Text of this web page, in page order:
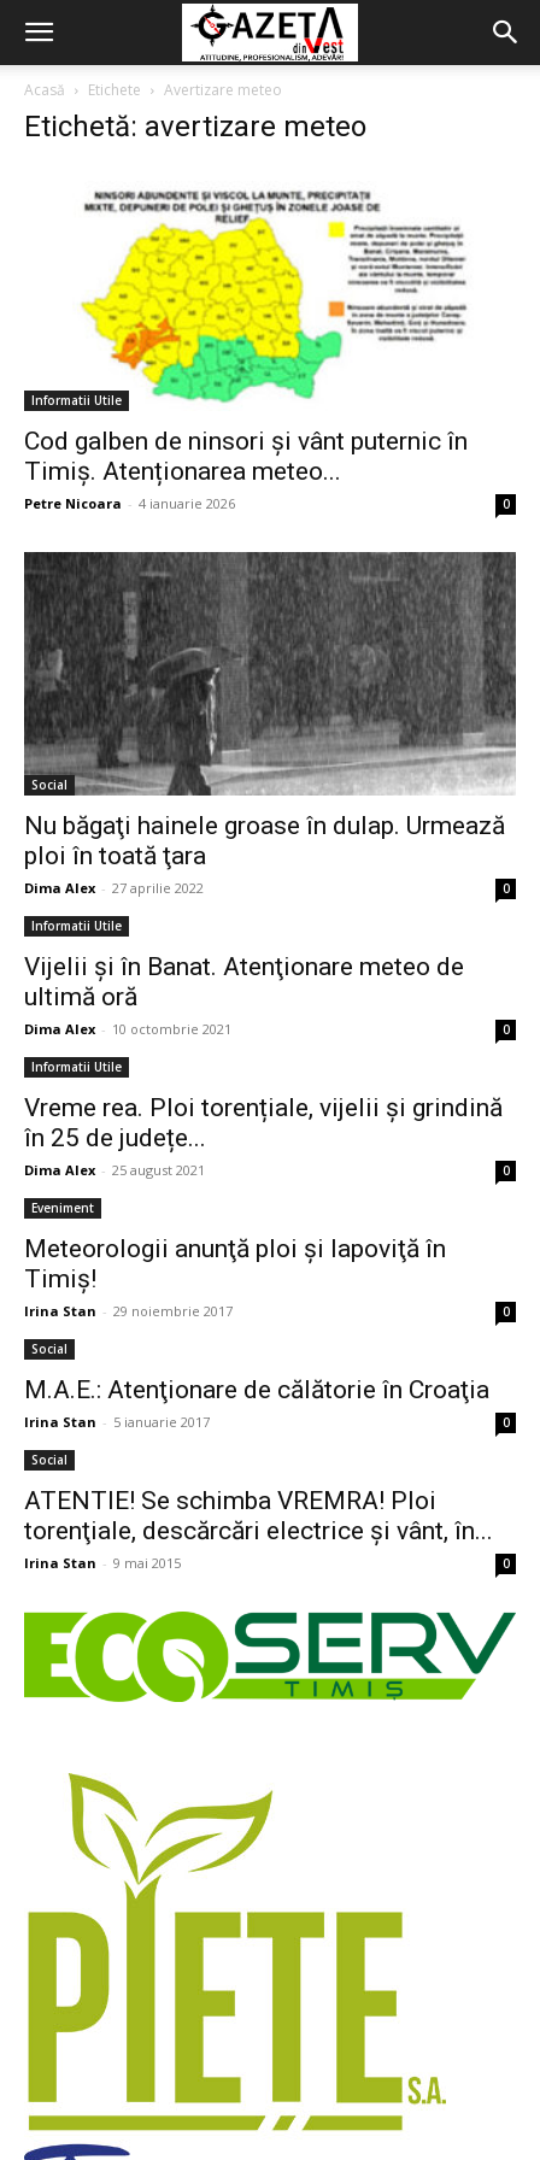
Acasă Etichete Avertizare meteo
Etichetă: avertizare meteo
Informatii Utile
Cod galben de ninsori și vânt puternic în
Timiș. Atenționarea meteo...
Petre Nicoara - 4 ianuarie 2026 0
Social
Nu băgaţi hainele groase în dulap. Urmează
ploi în toată ţara
Dima Alex - 27 aprilie 2022 0
Informatii Utile
Vijelii şi în Banat. Atenţionare meteo de
ultimă oră
Dima Alex - 10 octombrie 2021 0
Informatii Utile
Vreme rea. Ploi torențiale, vijelii și grindină
în 25 de județe...
Dima Alex - 25 august 2021 0
Eveniment
Meteorologii anunţă ploi şi lapoviţă în
Timiş!
Irina Stan - 29 noiembrie 2017 0
Social
M.A.E.: Atenţionare de călătorie în Croaţia
Irina Stan - 5 ianuarie 2017 0
Social
ATENTIE! Se schimba VREMRA! Ploi
torenţiale, descărcări electrice şi vânt, în...
Irina Stan - 9 mai 2015 0